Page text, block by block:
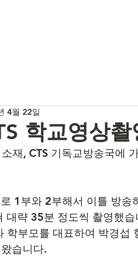
학교영상촬
4월 22일
재, CTS 기독교방송국에
1부와 2부해서 이틀 방송
대략 35분 정도씩 촬영했
학부모를 대표하여 박경섭
습니다.